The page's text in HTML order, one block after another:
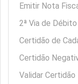
Emitir Nota
2ª Via de
Certidão de
Certidão
Validar